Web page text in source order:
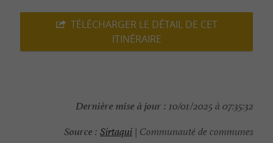
TÉLÉCHARGER LE DÉTAIL DE CET
ITINÉRAIRE
Dernière mise à jour : 10/01/2025 à 07:35:32
Source : Sirtaqui | Communauté de communes